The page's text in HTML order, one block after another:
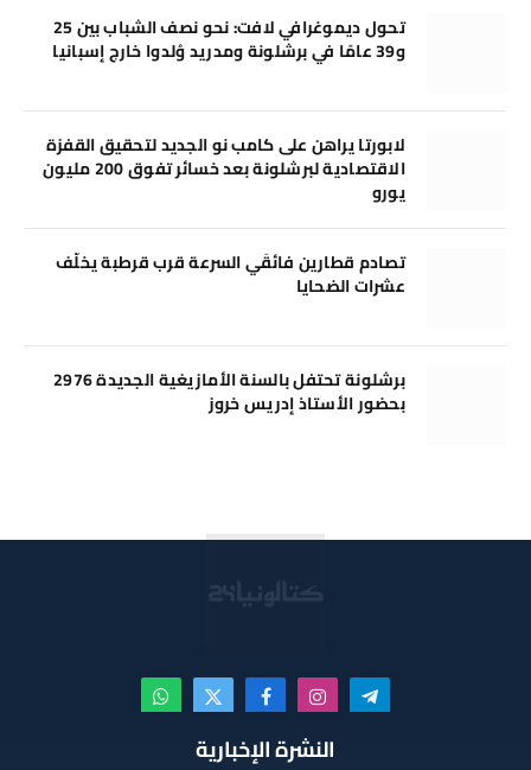
تحول ديموغرافي لافت: نحو نصف الشباب بين 25
و39 عامًا في برشلونة ومدريد وُلدوا خارج إسبانيا
لابورتا يراهن على كامب نو الجديد لتحقيق القفزة
الاقتصادية لبرشلونة بعد خسائر تفوق 200 مليون
يورو
تصادم قطارين فائقَي السرعة قرب قرطبة يخلّف
عشرات الضحايا
برشلونة تحتفل بالسنة الأمازيغية الجديدة 2976
بحضور الأستاذ إدريس خروز
تيلقرام الانستغرامفيسبوكX
(Twitter)
واتساب
النشرة الإخبارية